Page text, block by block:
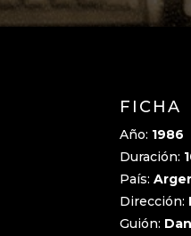
FICHA
Año: 1986
Duración:
País:
Dirección:
Guión: